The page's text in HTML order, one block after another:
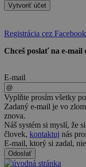
Vytvoriť účet
Registrácia cez Facebook
Chceš poslať na e-mail
E-mail
Vyplňte prosím všetky
Zadaný e-mail je vo
znova.
Náš systém si myslí, že
človek, kontaktuj nás
E-mail, ktorý si zadal,
Odoslať